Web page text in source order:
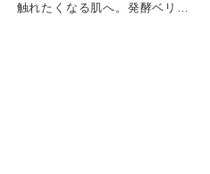
触れたくなる肌へ。発酵ベリーとローズのご褒美スクラブ甘く華やかな香りに包まれながら、やさしく磨くシュガースクラブ。スクロース（砂糖）のなめらかな粒子が古い角質を穏やかにオフし、グリセリンとマカダミアナッツ油・ホホバ油・スクワランが、肌をやさしく守りながらうるおいを閉じ込めます。イチゴ果実エキスとパイナップル果実エキスがくすみの原因にアプローチし、透明感のある明るい印象の肌へ。さらに、コメ発酵液とブドウ発酵液が肌環境を整え、内側からうるおうようななめらかさを引き出します。カーネーション花エキスや褐藻エキスが肌をいたわり、ユズ種子エキスが保湿をサポート。ゼラニウム油とダマスクバラ花油が織りなす上品で幸福感のある香りが、毎日のバスタイムを特別な時間へと導きます。洗い上がりは、しっとりとなめらかで、思わず触れたくなる肌へ。容量：180ml